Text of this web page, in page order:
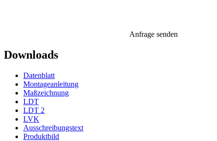
Anfrage senden
Downloads
Datenblatt
Montageanleitung
Maßzeichnung
LDT
LDT 2
LVK
Ausschreibungstext
Produktbild